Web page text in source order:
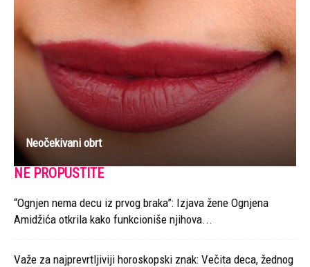
Neočekivani obrt
NE PROPUSTITE
“Ognjen nema decu iz prvog braka”: Izjava žene Ognjena
Amidžića otkrila kako funkcioniše njihova...
Važe za najprevrtljiviji horoskopski znak: Večita deca, žednog